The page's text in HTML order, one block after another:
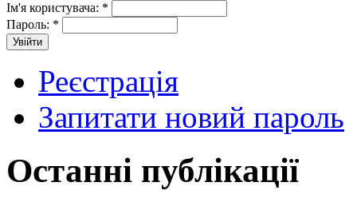
Ім'я користувача: *
Пароль: *
Реєстрація
Запитати новий пароль
Останні публікації